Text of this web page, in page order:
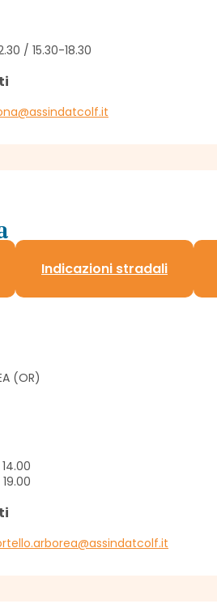
/ 15.30-18.30
c/o Confagricoltura
Indicazioni stradali
(OR)